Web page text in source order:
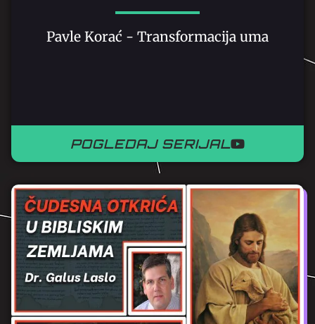
Pavle Korać - Transformacija uma
POGLEDAJ SERIJAL